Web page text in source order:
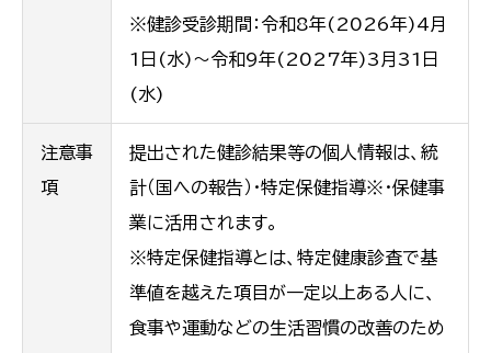
※健診受診期間：令和8年(2026年)4月
1日(水)～令和9年(2027年)3月31日
(水)
注意事
項
提出された健診結果等の個人情報は、統
計（国への報告）・特定保健指導※・保健事
業に活用されます。
※特定保健指導とは、特定健康診査で基
準値を越えた項目が一定以上ある人に、
食事や運動などの生活習慣の改善のため